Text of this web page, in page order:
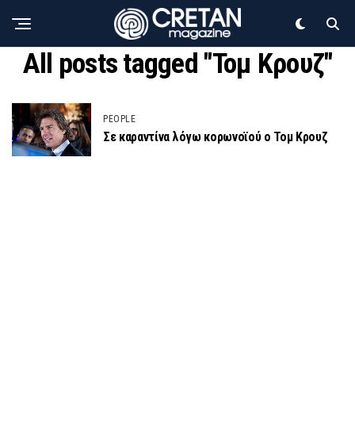
All posts tagged "Τομ Κρουζ"
PEOPLE
Σε καραντίνα λόγω κορωνοϊού ο Τομ Κρουζ